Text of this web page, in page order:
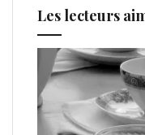
Les lecteurs